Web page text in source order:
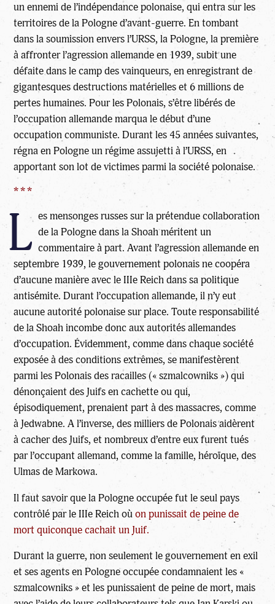
un ennemi de l’indépendance polonaise, qui entra sur les
territoires de la Pologne d’avant-guerre. En tombant
dans la soumission envers l’URSS, la Pologne, la première
à affronter l’agression allemande en 1939, subit une
défaite dans le camp des vainqueurs, en enregistrant de
gigantesques destructions matérielles et 6 millions de
pertes humaines. Pour les Polonais, s’être libérés de
l’occupation allemande marqua le début d’une
occupation communiste. Durant les 45 années suivantes,
régna en Pologne un régime assujetti à l’URSS, en
apportant son lot de victimes parmi la société polonaise.
* * *
L es mensonges russes sur la prétendue collaboration
de la Pologne dans la Shoah méritent un
commentaire à part. Avant l’agression allemande en
septembre 1939, le gouvernement polonais ne coopéra
d’aucune manière avec le IIIe Reich dans sa politique
antisémite. Durant l’occupation allemande, il n’y eut
aucune autorité polonaise sur place. Toute responsabilité
de la Shoah incombe donc aux autorités allemandes
d’occupation. Évidemment, comme dans chaque société
exposée à des conditions extrêmes, se manifestèrent
parmi les Polonais des racailles (« szmalcowniks ») qui
dénonçaient des Juifs en cachette ou qui,
épisodiquement, prenaient part à des massacres, comme
à Jedwabne. A l’inverse, des milliers de Polonais aidèrent
à cacher des Juifs, et nombreux d’entre eux furent tués
par l’occupant allemand, comme la famille, héroïque, des
Ulmas de Markowa.
Il faut savoir que la Pologne occupée fut le seul pays
contrôlé par le IIIe Reich oùon punissait de peine de
mort quiconque cachait un Juif.
Durant la guerre, non seulement le gouvernement en exil
et ses agents en Pologne occupée condamnaient les «
szmalcowniks » et les punissaient de peine de mort, mais